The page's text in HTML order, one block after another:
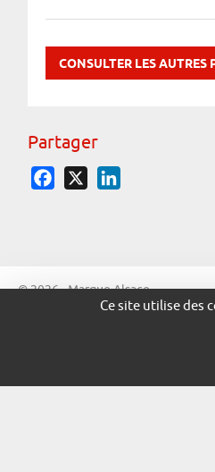
CONSULTER LES AUTRES
Partager
Facebook
© 2026 - Marque Alsace
Ce site utilise des